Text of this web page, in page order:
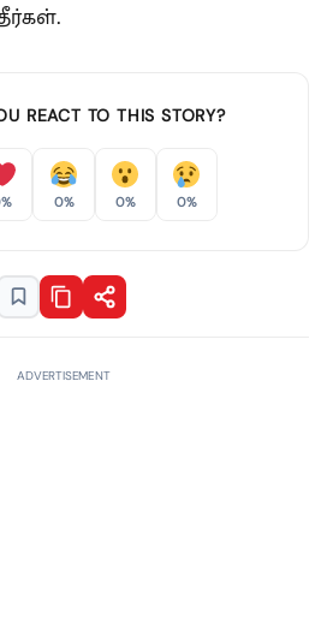
REACT TO THIS STORY?
0% 0% 0%
ADVERTISEMENT